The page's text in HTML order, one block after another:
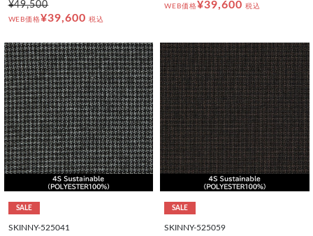
¥49,500
WEB価格¥39,600 税込
WEB価格¥39,600 税込
SALE
SKINNY-525041
SALE
SKINNY-525059